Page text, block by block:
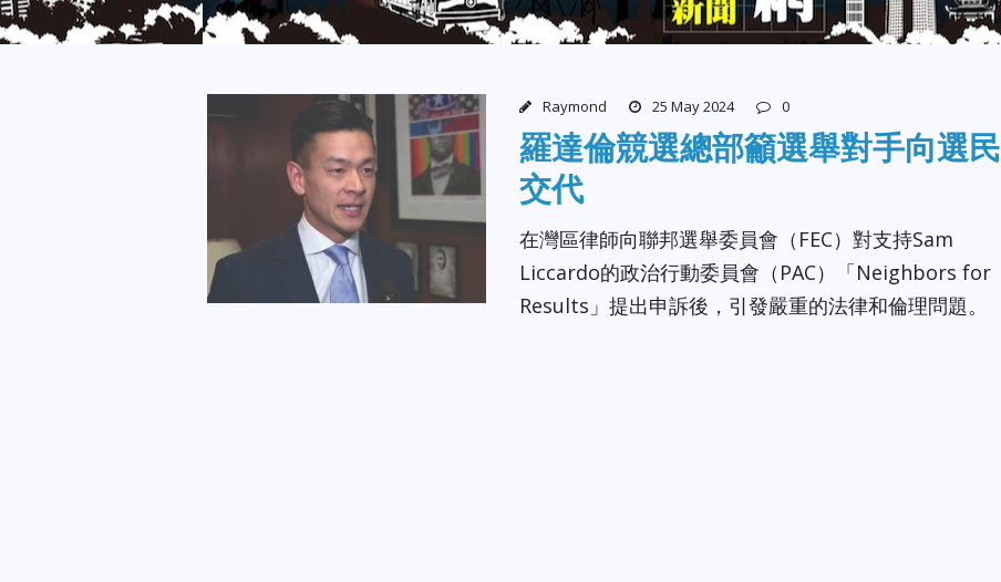
Raymond 25 May 2024 0
羅達倫競選總部籲選舉對手向選民
交代
在灣區律師向聯邦選舉委員會（FEC）對支持Sam
Liccardo的政治行動委員會（PAC）「Neighbors for
Results」提出申訴後，引發嚴重的法律和倫理問題。